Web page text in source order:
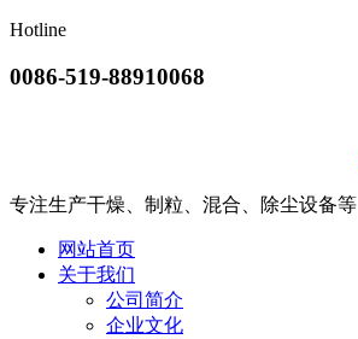
Hotline
0086-519-88910068
专注生产干燥、制粒、混合、除尘设备等
网站首页
关于我们
公司简介
企业文化